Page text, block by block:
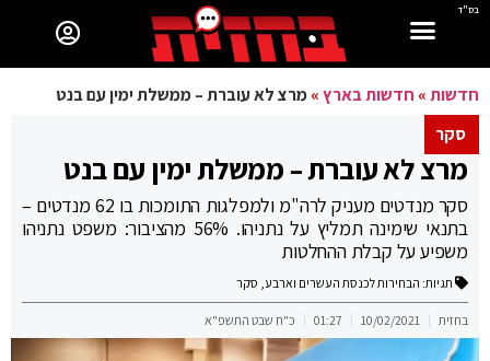
בס"ד
חדשות» חדשות בארץ»מרצ לא עוברת – ממשלת ימין עם בנט
סקר
מרצ לא עוברת – ממשלת ימין עם בנט
סקר מנדטים מעניק לרה"מ ולמפלגות התומכות בו 62 מנדטים –
בתנאי שימינה תמליץ על נתניהו. 56% מהציבור: משפט נתניהו
משפיע על קבלת ההחלטות
תגיות: הבחירות לכנסת העשרים וארבע, סקר
בחזית 10/02/2021
01:27 כ"ח שבט התשפ"א